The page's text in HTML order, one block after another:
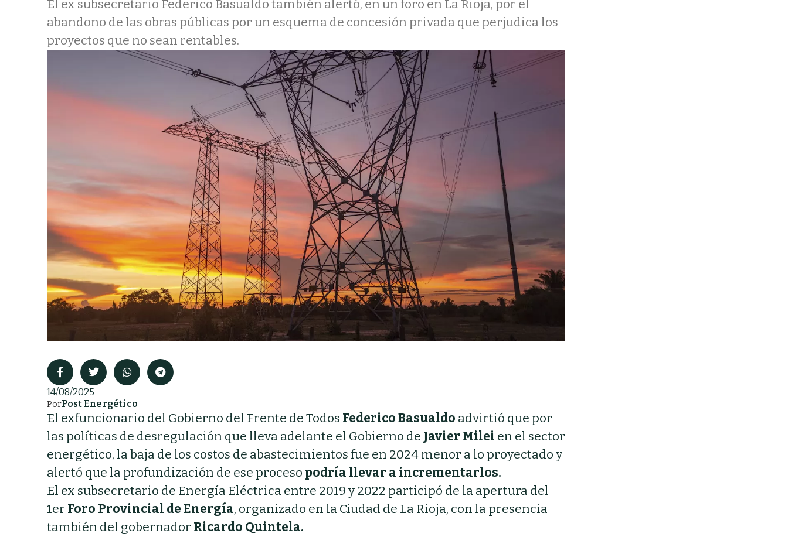
El ex subsecretario Federico Basualdo también alertó, en un foro en La Rioja, por el
abandono de las obras públicas por un esquema de concesión privada que perjudica los
proyectos que no sean rentables.
14/08/2025
PorPost Energético
El exfuncionario del Gobierno del Frente de Todos Federico Basualdo advirtió que por
las políticas de desregulación que lleva adelante el Gobierno de Javier Milei en el sector
energético, la baja de los costos de abastecimientos fue en 2024 menor a lo proyectado y
alertó que la profundización de ese proceso podría llevar a incrementarlos.
El ex subsecretario de Energía Eléctrica entre 2019 y 2022 participó de la apertura del
1er Foro Provincial de Energía, organizado en la Ciudad de La Rioja, con la presencia
también del gobernador Ricardo Quintela.